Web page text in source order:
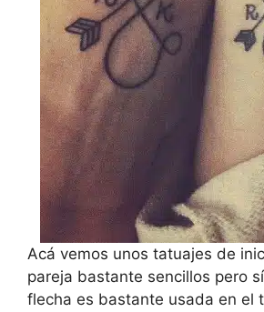
Acá vemos unos tatuajes de
pareja bastante sencillos pero
flecha es bastante usada en el